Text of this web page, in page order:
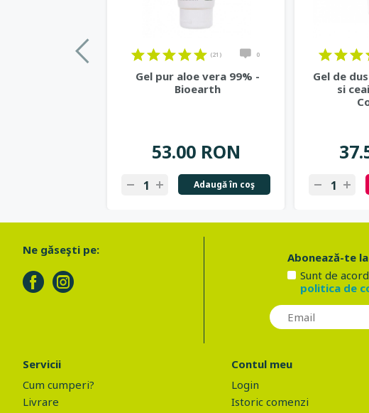
(21) 0
Gel pur aloe vera 99% -
Bioearth
53.00 RON
Adaugă în coş
Gel de
si
Ne găseşti pe:
Abonează-te
Sunt de
politica de
Servicii
Cum cumperi?
Livrare
Contul meu
Login
Istoric comenzi